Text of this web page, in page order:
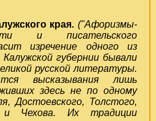
края. ("Афоризмы-
и писательского
изречение одного из
губернии бывали
русской литературы.
высказывания лишь
здесь не по одному
Достоевского, Толстого,
и Чехова. Их традиции